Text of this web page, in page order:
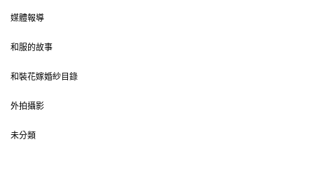
媒體報導
和服的故事
和裝花嫁婚紗目錄
外拍攝影
未分類